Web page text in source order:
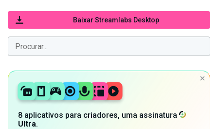
Baixar Streamlabs Desktop
8 aplicativos para criadores, uma assinatura
Ultra.